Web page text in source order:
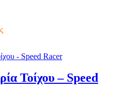
Τοίχου – Speed